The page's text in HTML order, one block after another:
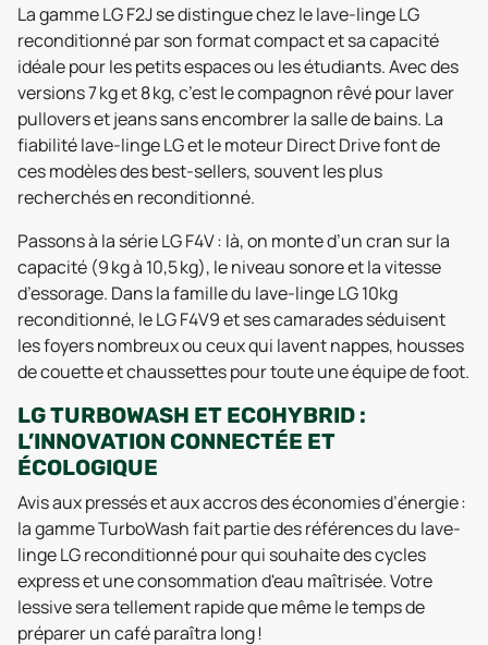
La gamme LG F2J se distingue chez le lave-linge LG
reconditionné par son format compact et sa capacité
idéale pour les petits espaces ou les étudiants. Avec des
versions 7 kg et 8 kg, c’est le compagnon rêvé pour laver
pullovers et jeans sans encombrer la salle de bains. La
fiabilité lave-linge LG et le moteur Direct Drive font de
ces modèles des best-sellers, souvent les plus
recherchés en reconditionné.
Passons à la série LG F4V : là, on monte d’un cran sur la
capacité (9 kg à 10,5 kg), le niveau sonore et la vitesse
d’essorage. Dans la famille du lave-linge LG 10kg
reconditionné, le LG F4V9 et ses camarades séduisent
les foyers nombreux ou ceux qui lavent nappes, housses
de couette et chaussettes pour toute une équipe de foot.
LG TURBOWASH ET ECOHYBRID :
L’INNOVATION CONNECTÉE ET
ÉCOLOGIQUE
Avis aux pressés et aux accros des économies d’énergie :
la gamme TurboWash fait partie des références du lave-
linge LG reconditionné pour qui souhaite des cycles
express et une consommation d'eau maîtrisée. Votre
lessive sera tellement rapide que même le temps de
préparer un café paraîtra long !